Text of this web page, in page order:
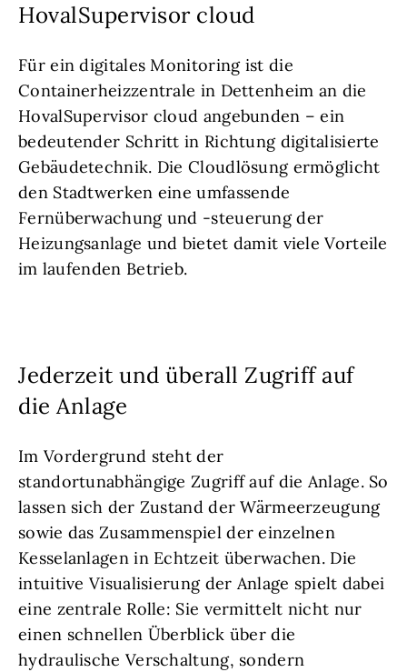
HovalSupervisor cloud
Für ein digitales Monitoring ist die
Containerheizzentrale in Dettenheim an die
HovalSupervisor cloud angebunden – ein
bedeutender Schritt in Richtung digitalisierte
Gebäudetechnik. Die Cloudlösung ermöglicht
den Stadtwerken eine umfassende
Fernüberwachung und -steuerung der
Heizungsanlage und bietet damit viele Vorteile
im laufenden Betrieb.
Jederzeit und überall Zugriff auf
die Anlage
Im Vordergrund steht der
standortunabhängige Zugriff auf die Anlage. So
lassen sich der Zustand der Wärmeerzeugung
sowie das Zusammenspiel der einzelnen
Kesselanlagen in Echtzeit überwachen. Die
intuitive Visualisierung der Anlage spielt dabei
eine zentrale Rolle: Sie vermittelt nicht nur
einen schnellen Überblick über die
hydraulische Verschaltung, sondern